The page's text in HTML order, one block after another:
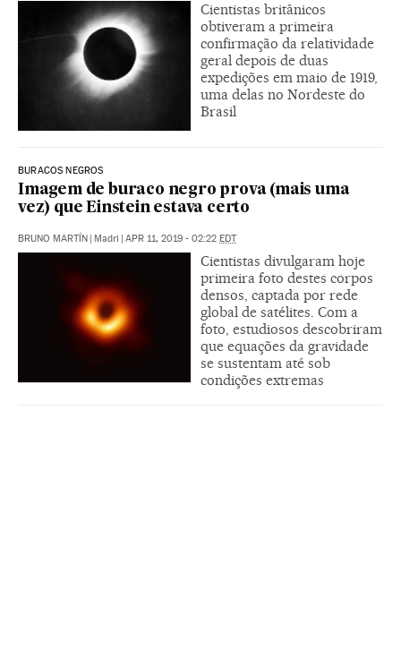
Cientistas britânicos
obtiveram a primeira
confirmação da relatividade
geral depois de duas
expedições em maio de 1919,
uma delas no Nordeste do
Brasil
BURACOS NEGROS
Imagem de buraco negro prova (mais uma
vez) que Einstein estava certo
BRUNO MARTÍN | Madri | APR 11, 2019 - 02:22 EDT
Cientistas divulgaram hoje
primeira foto destes corpos
densos, captada por rede
global de satélites. Com a
foto, estudiosos descobriram
que equações da gravidade
se sustentam até sob
condições extremas